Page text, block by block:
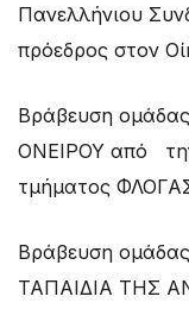
Πανελλήνιου
πρόεδρος στον
Βράβευση
ΟΝΕΙΡΟΥ από
τμήματος
Βράβευση
ΤΑΠΑΙΔΙΑ ΤΗΣ